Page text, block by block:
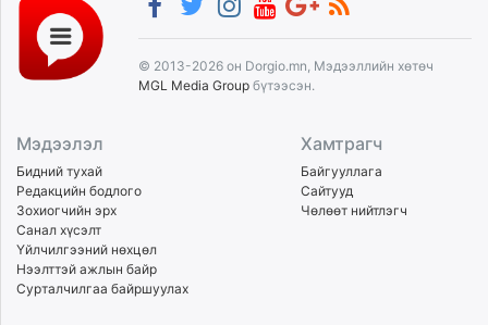
© 2013-2026 он Dorgio.mn, Мэдээллийн хөтөч
MGL Media Group бүтээсэн.
Мэдээлэл
Бидний тухай
Редакцийн бодлого
Зохиогчийн эрх
Санал хүсэлт
Үйлчилгээний нөхцөл
Нээлттэй ажлын байр
Сурталчилгаа байршуулах
Хамтрагч
Байгууллага
Сайтууд
Чөлөөт нийтлэгч